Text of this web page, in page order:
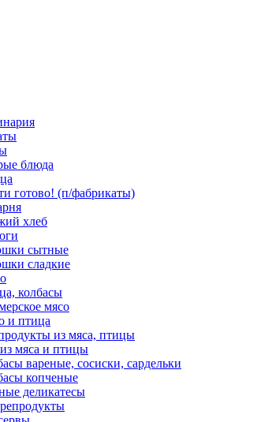
блюда
готово! (п/фабрикаты)
хлеб
сытные
сладкие
колбасы
мясо
и птица
из мяса, птицы
мяса и птицы
вареные, сосиски, сардельки
копченые
деликатесы